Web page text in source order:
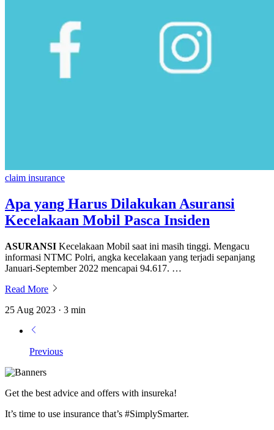
claim insurance
Apa yang Harus Dilakukan Asuransi
Kecelakaan Mobil Pasca Insiden
ASURANSI Kecelakaan Mobil saat ini masih tinggi. Mengacu
informasi NTMC Polri, angka kecelakaan yang terjadi sepanjang
Januari-September 2022 mencapai 94.617. …
Read More
25 Aug 2023 · 3 min
Previous
Get the best advice and offers with insureka!
It’s time to use insurance that’s #SimplySmarter.